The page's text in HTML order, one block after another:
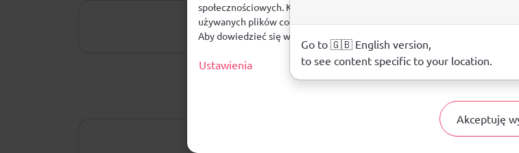
Nie ma jeszcze żadnej
Pytania i
Nie ma jeszcze pytań. Bądź
społecznościowych. Kliknij poniżej, by wyrazić zgodę lub przejdź do
używanych plików cookies.
Aby dowiedzieć się więcej o plikach cookie i tym, jak wykorzystujemy
Ustawienia
Akceptuję
Go to 🇬🇧 English version,
to see content specific to your location.